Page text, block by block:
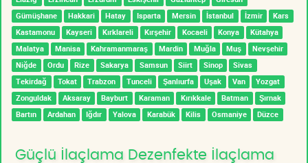
Gümüşhane
Hakkari Hatay Isparta Mersin İstanbul İzmir
Kars
Kastamonu
Kayseri Kırklareli Kırşehir Kocaeli Konya
Kütahya
Malatya
Manisa Kahramanmaraş Mardin Muğla Muş
Nevşehir
Niğde
Ordu Rize Sakarya Samsun Siirt Sinop
Sivas
Tekirdağ
Tokat Trabzon Tunceli Şanlıurfa Uşak Van
Yozgat
Zonguldak
Aksaray Bayburt Karaman Kırıkkale Batman
Şırnak
Bartın
Ardahan Iğdır Yalova Karabük Kilis Osmaniye Düzce
Güçlü İlaçlama Dezenfekte İlaçlama